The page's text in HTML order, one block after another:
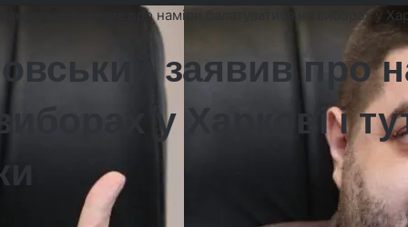
заявив про наміри балатуватися на виборах у
заявив про
у Харкові і